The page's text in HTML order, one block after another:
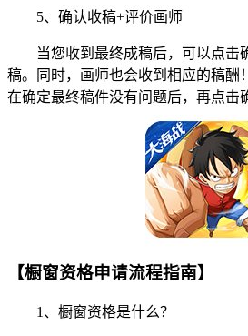
5、确认收稿+评价画师
当您收到最终成稿后，可以点击
稿。同时，画师也会收到相应的稿酬
在确定最终稿件没有问题后，再点击
【橱窗资格申请流程指南】
1、橱窗资格是什么？